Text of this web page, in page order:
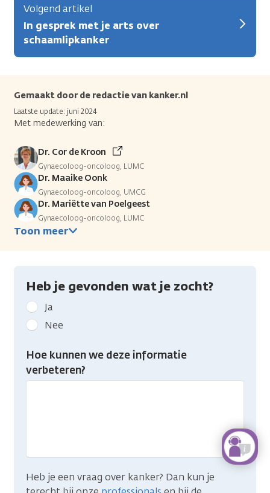
Volgend artikel
In gesprek met je arts over
schaamlipkanker
Gemaakt door de redactie van kanker.nl
Laatste update: juni 2024
Met medewerking van:
Dr. Cor de Kroon
Gynaecoloog-oncoloog, LUMC
Dr. Maaike Oonk
Gynaecoloog-oncoloog, UMCG
Dr. Mariëtte van Poelgeest
Gynaecoloog-oncoloog, LUMC
Toon meer
Heb je gevonden wat je zocht?
Geef
kanker.nl
feedback:
Heb
gevonden
Ja
Nee
Hoe kunnen we deze informatie
verbeteren?
Heb je een vraag over kanker? Dan kun je